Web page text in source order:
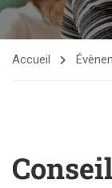
Accueil